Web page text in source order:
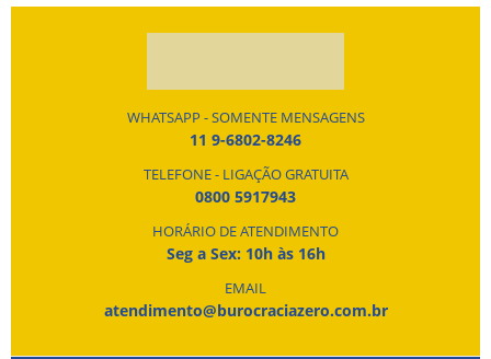
WHATSAPP - SOMENTE MENSAGENS
11 9-6802-8246
TELEFONE - LIGAÇÃO GRATUITA
0800 5917943
HORÁRIO DE ATENDIMENTO
Seg a Sex: 10h às 16h
EMAIL
atendimento@burocraciazero.com.br